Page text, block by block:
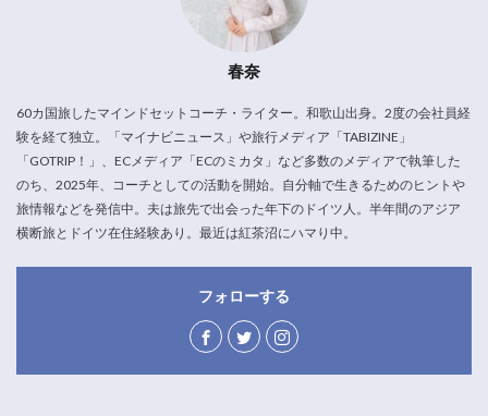
春奈
60カ国旅したマインドセットコーチ・ライター。和歌山出身。2度の会社員経
験を経て独立。「マイナビニュース」や旅行メディア「TABIZINE」
「GOTRIP！」、ECメディア「ECのミカタ」など多数のメディアで執筆した
のち、2025年、コーチとしての活動を開始。自分軸で生きるためのヒントや
旅情報などを発信中。夫は旅先で出会った年下のドイツ人。半年間のアジア
横断旅とドイツ在住経験あり。最近は紅茶沼にハマり中。
フォローする